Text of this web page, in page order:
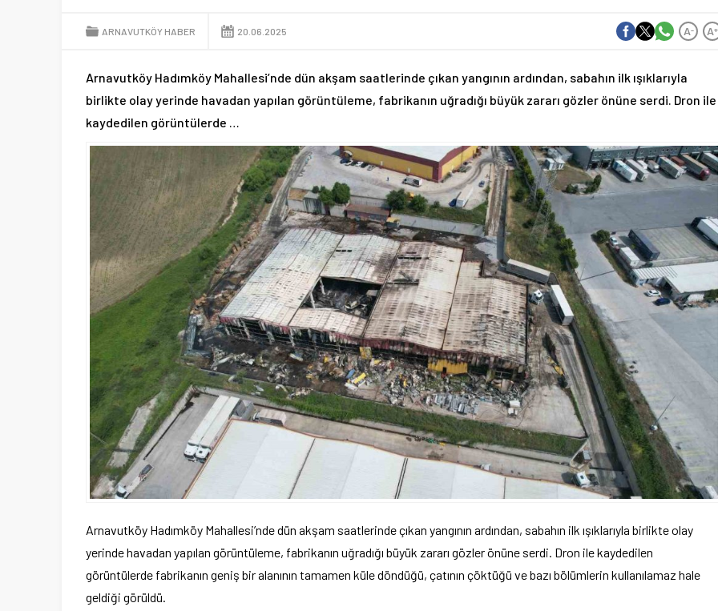
ARNAVUTKÖY HABER 20.06.2025 A+
A-
Arnavutköy Hadımköy Mahallesi’nde dün akşam saatlerinde çıkan yangının ardından, sabahın ilk ışıklarıyla
birlikte olay yerinde havadan yapılan görüntüleme, fabrikanın uğradığı büyük zararı gözler önüne serdi. Dron ile
kaydedilen görüntülerde …
Arnavutköy Hadımköy Mahallesi’nde dün akşam saatlerinde çıkan yangının ardından, sabahın ilk ışıklarıyla birlikte olay
yerinde havadan yapılan görüntüleme, fabrikanın uğradığı büyük zararı gözler önüne serdi. Dron ile kaydedilen
görüntülerde fabrikanın geniş bir alanının tamamen küle döndüğü, çatının çöktüğü ve bazı bölümlerin kullanılamaz hale
geldiği görüldü.